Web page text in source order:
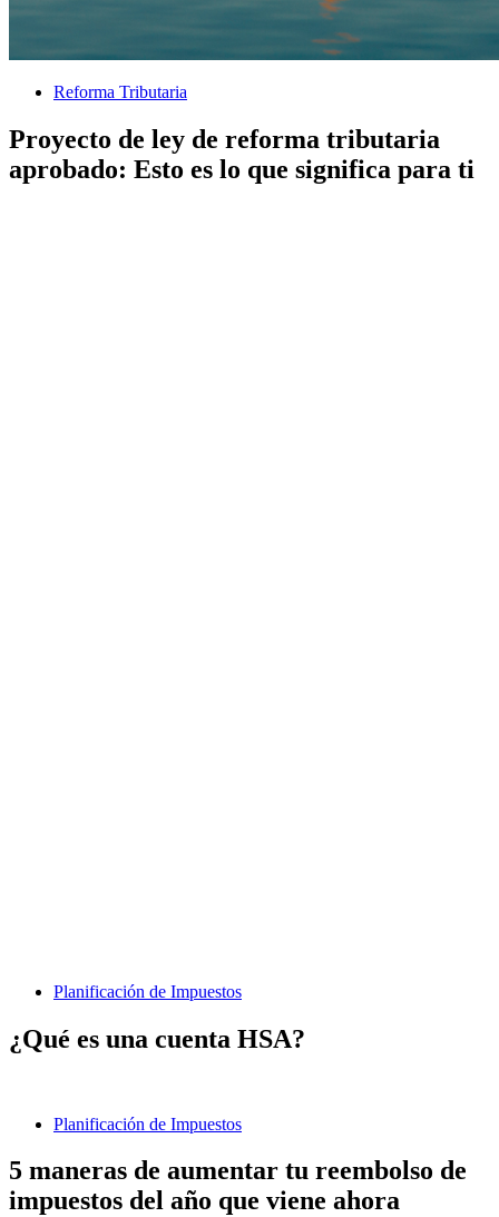
Reforma Tributaria
Proyecto de ley de reforma tributaria
aprobado: Esto es lo que significa para ti
Planificación de Impuestos
¿Qué es una cuenta HSA?
Planificación de Impuestos
5 maneras de aumentar tu reembolso de
impuestos del año que viene ahora